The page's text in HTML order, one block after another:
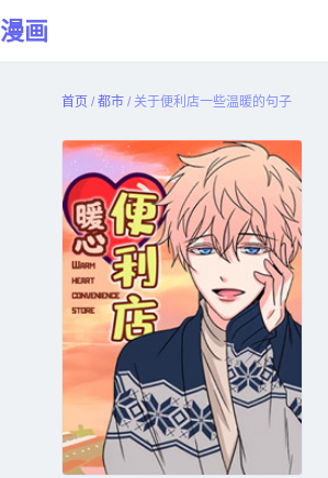
画
首页 / 都市 / 关于便利店一些温暖的句子